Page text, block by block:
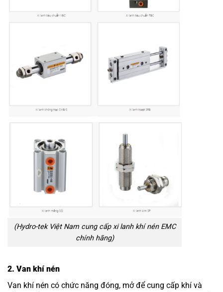
(Hydro-tek Việt Nam cung cấp xi lanh khí nén EMC
chính hãng)
2. Van khí nén
Van khí nén có chức năng đóng, mở để cung cấp khí và